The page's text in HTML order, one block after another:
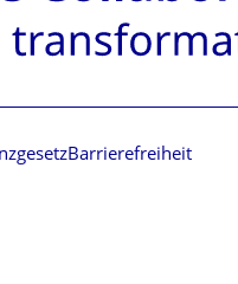
Barrierefreiheit